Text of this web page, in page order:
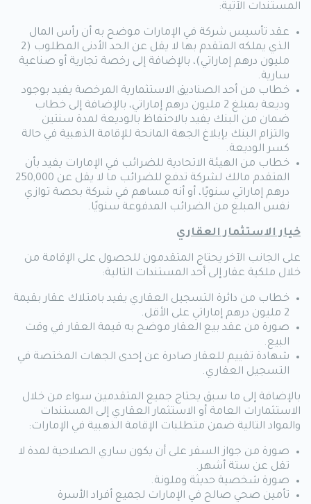
المستندات الآتية:
عقد تأسيس شركة في الإمارات موضح به أن رأس المال
الذي يملكه المتقدم بها لا يقل عن الحد الأدنى المطلوب (2
مليون درهم إماراتي)، بالإضافة إلى رخصة تجارية أو صناعية
سارية.
خطاب من أحد الصناديق الاستثمارية المرخصة يفيد بوجود
وديعة بمبلغ 2 مليون درهم إماراتي، بالإضافة إلى خطاب
ضمان من البنك يفيد بالاحتفاظ بالوديعة لمدة سنتين
والتزام البنك بإبلاغ الجهة المانحة للإقامة الذهبية في حالة
كسر الوديعة.
خطاب من الهيئة الاتحادية للضرائب في الإمارات يفيد بأن
المتقدم مالك لشركة تدفع للضرائب ما لا يقل عن 250,000
درهم إماراتي سنويًا، أو أنه مساهم في شركة بحصة توازي
نفس المبلغ من الضرائب المدفوعة سنويًا.
خيار الاستثمار العقاري
على الجانب الآخر يحتاج المتقدمون للحصول على الإقامة من
خلال ملكية عقار إلى أحد المستندات التالية:
خطاب من دائرة التسجيل العقاري يفيد بامتلاك عقار بقيمة
2 مليون درهم إماراتي على الأقل.
صورة من عقد بيع العقار موضح به قيمة العقار في وقت
البيع.
شهادة تقييم للعقار صادرة عن إحدى الجهات المختصة في
التسجيل العقاري.
بالإضافة إلى ما سبق يحتاج جميع المتقدمين سواء من خلال
الاستثمارات العامة أو الاستثمار العقاري إلى المستندات
والمواد التالية ضمن متطلبات الإقامة الذهبية في الإمارات:
صورة من جواز السفر على أن يكون ساري الصلاحية لمدة لا
تقل عن ستة أشهر.
صورة شخصية حديثة وملونة.
تأمين صحي صالح في الإمارات لجميع أفراد الأسرة